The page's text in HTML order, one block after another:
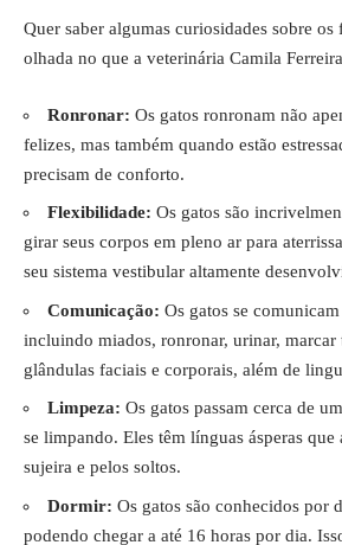
Quer saber algumas curiosidades sobre os
olhada no que a veterinária Camila
Ronronar: Os gatos ronronam não
felizes, mas também quando estão
precisam de conforto.
Flexibilidade: Os gatos são
girar seus corpos em pleno ar para
seu sistema vestibular altamente
Comunicação: Os gatos se
incluindo miados, ronronar, urinar, marcar
glândulas faciais e corporais, além de
Limpeza: Os gatos passam cerca de
se limpando. Eles têm línguas ásperas
sujeira e pelos soltos.
Dormir: Os gatos são conhecidos por
podendo chegar a até 16 horas por dia.